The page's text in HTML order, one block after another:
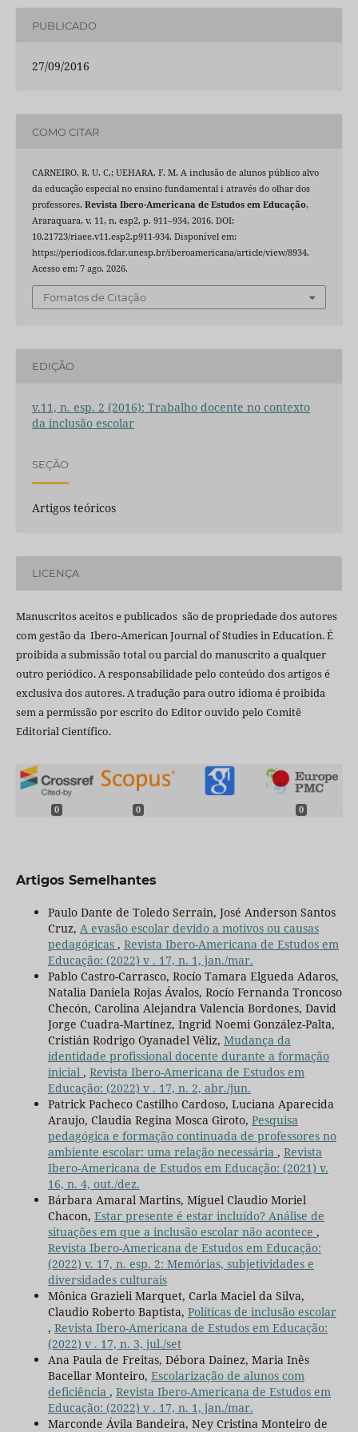
PUBLICADO
27/09/2016
COMO CITAR
CARNEIRO, R. U. C.; UEHARA, F. M. A inclusão de alunos público alvo
da educação especial no ensino fundamental i através do olhar dos
professores. Revista Ibero-Americana de Estudos em Educação,
Araraquara, v. 11, n. esp2, p. 911–934, 2016. DOI:
10.21723/riaee.v11.esp2.p911-934. Disponível em:
https://periodicos.fclar.unesp.br/iberoamericana/article/view/8934.
Acesso em: 7 ago. 2026.
Fomatos de Citação
EDIÇÃO
v.11, n. esp. 2 (2016): Trabalho docente no contexto
da inclusão escolar
SEÇÃO
Artigos teóricos
LICENÇA
Manuscritos aceitos e publicados são de propriedade dos autores
com gestão da Ibero-American Journal of Studies in Education. É
proibida a submissão total ou parcial do manuscrito a qualquer
outro periódico. A responsabilidade pelo conteúdo dos artigos é
exclusiva dos autores. A tradução para outro idioma é proibida
sem a permissão por escrito do Editor ouvido pelo Comitê
Editorial Científico.
0 0 0
Artigos Semelhantes
Paulo Dante de Toledo Serrain, José Anderson Santos
Cruz, A evasão escolar devido a motivos ou causas
pedagógicas , Revista Ibero-Americana de Estudos em
Educação: (2022) v . 17, n. 1, jan./mar.
Pablo Castro-Carrasco, Rocío Tamara Elgueda Adaros,
Natalia Daniela Rojas Ávalos, Rocío Fernanda Troncoso
Checón, Carolina Alejandra Valencia Bordones, David
Jorge Cuadra-Martínez, Ingrid Noemi González-Palta,
Cristián Rodrigo Oyanadel Véliz, Mudança da
identidade profissional docente durante a formação
inicial , Revista Ibero-Americana de Estudos em
Educação: (2022) v . 17, n. 2, abr./jun.
Patrick Pacheco Castilho Cardoso, Luciana Aparecida
Araujo, Claudia Regina Mosca Giroto, Pesquisa
pedagógica e formação continuada de professores no
ambiente escolar: uma relação necessária , Revista
Ibero-Americana de Estudos em Educação: (2021) v.
16, n. 4, out./dez.
Bárbara Amaral Martins, Miguel Claudio Moriel
Chacon, Estar presente é estar incluído? Análise de
situações em que a inclusão escolar não acontece ,
Revista Ibero-Americana de Estudos em Educação:
(2022) v. 17, n. esp. 2: Memórias, subjetividades e
diversidades culturais
Mônica Grazieli Marquet, Carla Maciel da Silva,
Claudio Roberto Baptista, Políticas de inclusão escolar
, Revista Ibero-Americana de Estudos em Educação:
(2022) v . 17, n. 3, jul./set
Ana Paula de Freitas, Débora Dainez, Maria Inês
Bacellar Monteiro, Escolarização de alunos com
deficiência , Revista Ibero-Americana de Estudos em
Educação: (2022) v . 17, n. 1, jan./mar.
Marconde Ávila Bandeira, Ney Cristina Monteiro de